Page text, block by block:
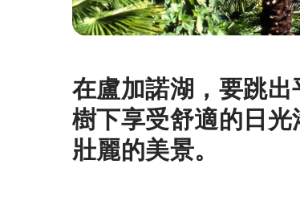
簡
介
在盧加諾湖，要跳
樹下享受舒適的日
壯麗的美景。